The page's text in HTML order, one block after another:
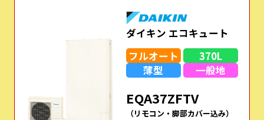
ダイキン エコキュート
フルオート
370L
薄型
一般地
EQA37ZFTV
（リモコン・脚部カバー込み）